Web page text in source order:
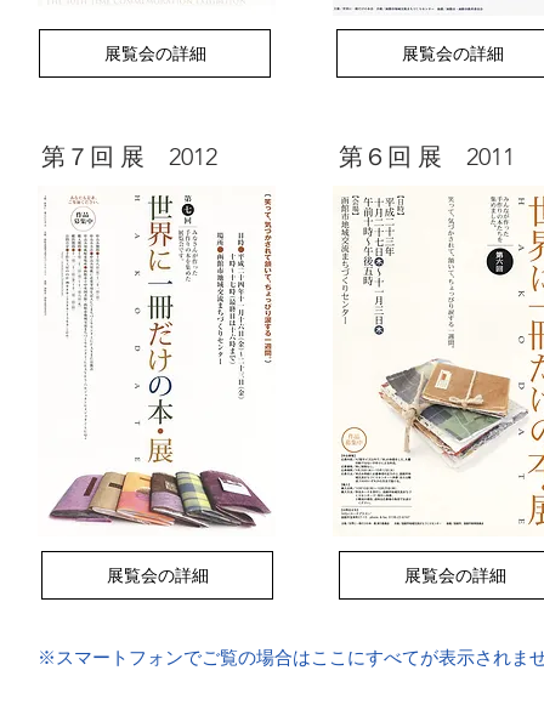
展覧会の詳細 展覧会の詳細
​第７回 展 2012
展覧会の詳細
​第６回 展 2011
展覧会の詳細
※スマートフォンでご覧の場合はここにすべてが表示されま